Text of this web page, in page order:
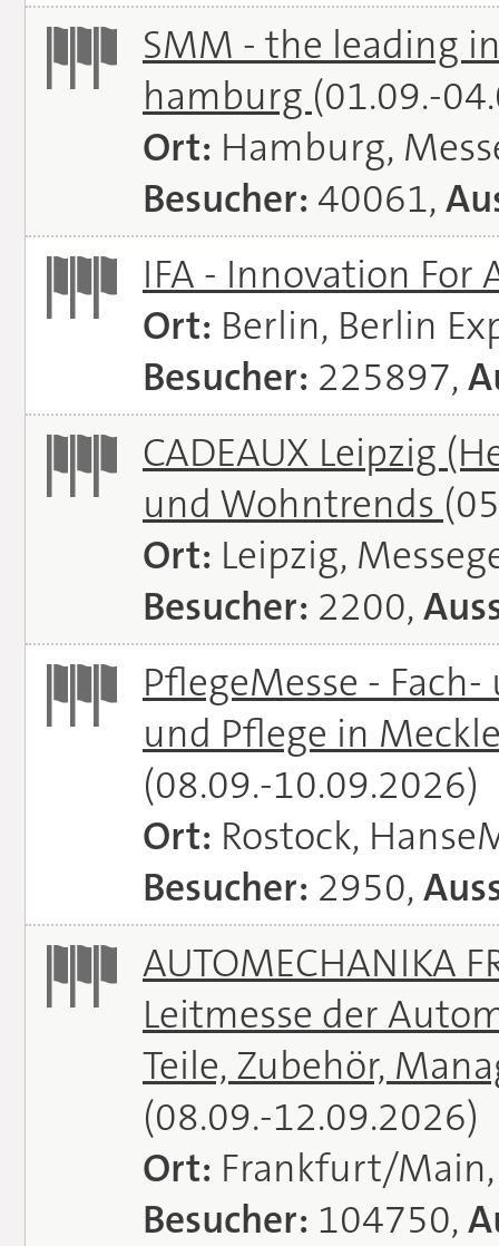
SMM - the leading
hamburg (01.09.-
Ort: Hamburg,
Besucher: 40061,
IFA - Innovation For
Ort: Berlin, Berlin
Besucher: 225897,
CADEAUX Leipzig
und Wohntrends
Ort: Leipzig,
Besucher: 2200,
PflegeMesse -
und Pflege in
(08.09.-10.09.2026)
Ort: Rostock,
Besucher: 2950,
AUTOMECHANIKA
Leitmesse der
Teile, Zubehör,
(08.09.-12.09.2026)
Ort: Frankfurt/
Besucher: 104750,